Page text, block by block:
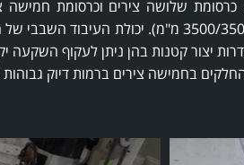
כרסומת שלושה צירים וכרסומת חמישה
(3500/3500/1500 מ"מ). יכולת העיבוד
יצור קטנות בהן ניתן לעקוף השקעה
בחמישה צירים ברמות דיוק גבוהות